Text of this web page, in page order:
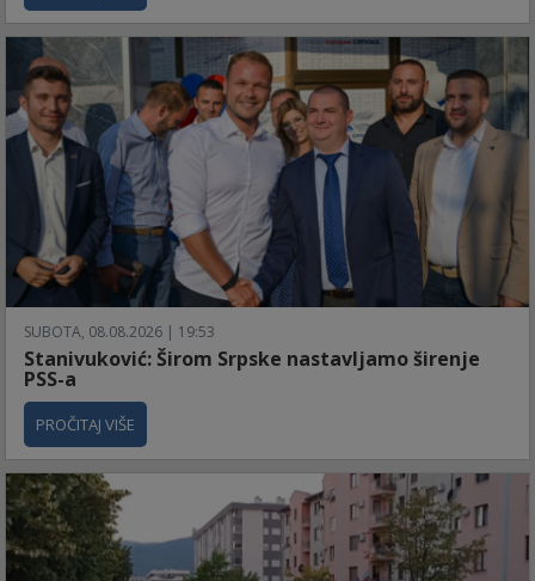
SUBOTA, 08.08.2026 | 19:53
Stanivuković: Širom Srpske nastavljamo širenje
PSS-a
PROČITAJ VIŠE